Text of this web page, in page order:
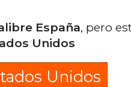
dcto.
11:53
España, pero
Unidos
Unidos